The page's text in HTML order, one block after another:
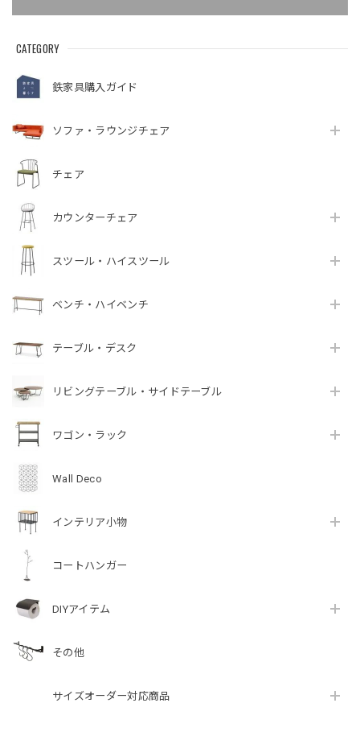
CATEGORY
鉄家具購入ガイド
ソファ・ラウンジチェア
チェア
カウンターチェア
スツール・ハイスツール
ベンチ・ハイベンチ
テーブル・デスク
リビングテーブル・サイドテーブル
ワゴン・ラック
Wall Deco
インテリア小物
コートハンガー
DIYアイテム
その他
サイズオーダー対応商品